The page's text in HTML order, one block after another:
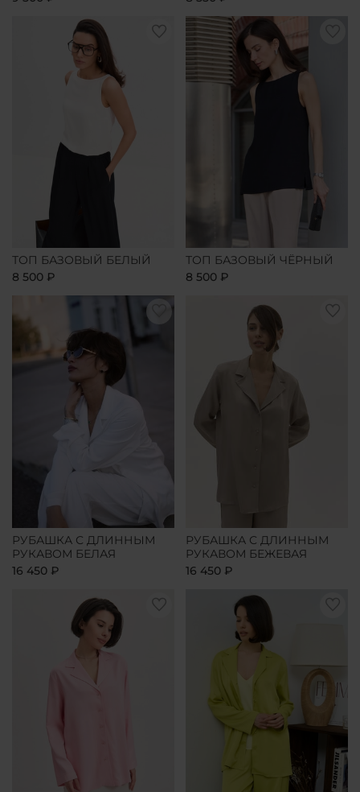
ТОП БАЗОВЫЙ БЕЛЫЙ
8 500 ₽
ТОП БАЗОВЫЙ ЧЁРНЫЙ
8 500 ₽
РУБАШКА С ДЛИННЫМ
РУКАВОМ БЕЛАЯ
16 450 ₽
РУБАШКА С ДЛИННЫМ
РУКАВОМ БЕЖЕВАЯ
16 450 ₽